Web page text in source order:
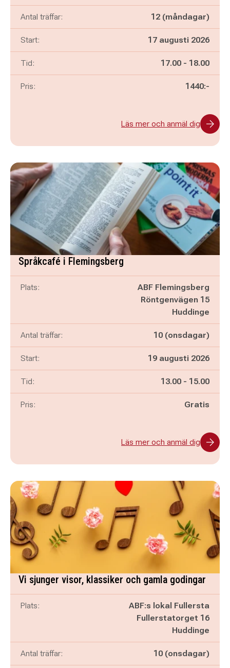
Antal träffar: 12 (måndagar)
Start: 17 augusti 2026
Tid: Pågår mellan
17.00 - och
18.00
Pris: 1440:-
Läs mer och anmäl dig
Språkcafé i Flemingsberg
Plats:
ABF Flemingsberg
Röntgenvägen 15
Huddinge
Antal träffar: 10 (onsdagar)
Start: 19 augusti 2026
Tid: Pågår mellan
13.00 - och
15.00
Pris: Gratis
Läs mer och anmäl dig
Vi sjunger visor, klassiker och gamla godingar
Plats:
ABF:s lokal Fullersta
Fullerstatorget 16
Huddinge
Antal träffar: 10 (onsdagar)